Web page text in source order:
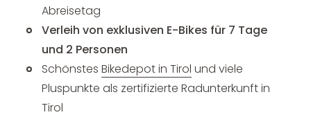
Abreisetag
Verleih von exklusiven E-Bikes für 7 Tage
und 2 Personen
Schönstes Bikedepot in Tirol und viele
Pluspunkte als zertifizierte Radunterkunft in
Tirol